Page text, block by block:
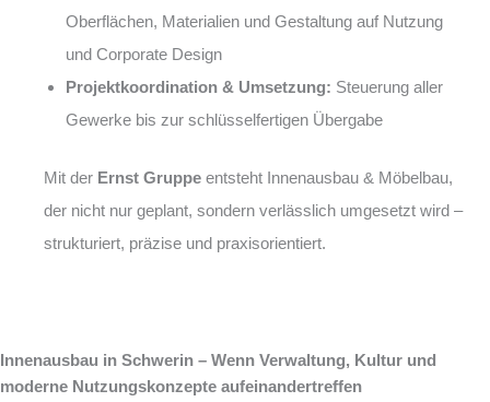
Oberflächen, Materialien und Gestaltung auf Nutzung
und Corporate Design
Projektkoordination & Umsetzung: Steuerung aller
Gewerke bis zur schlüsselfertigen Übergabe
Mit der Ernst Gruppe entsteht Innenausbau & Möbelbau,
der nicht nur geplant, sondern verlässlich umgesetzt wird –
strukturiert, präzise und praxisorientiert.
Innenausbau in Schwerin – Wenn Verwaltung, Kultur und
moderne Nutzungskonzepte aufeinandertreffen